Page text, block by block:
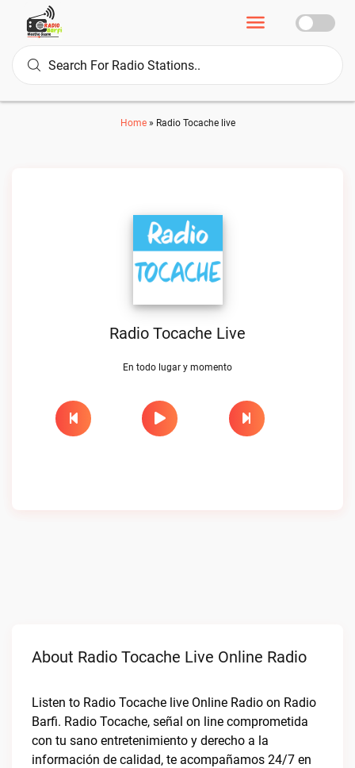
Home» Radio Tocache live
Radio Tocache Live
En todo lugar y momento
About Radio Tocache Live Online Radio
Listen to Radio Tocache live Online Radio on Radio
Barfi. Radio Tocache, señal on line comprometida
con tu sano entretenimiento y derecho a la
información de calidad, te acompañamos 24/7 en